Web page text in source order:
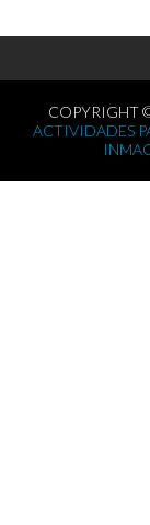
COPYRIGHT
ACTIVIDADES